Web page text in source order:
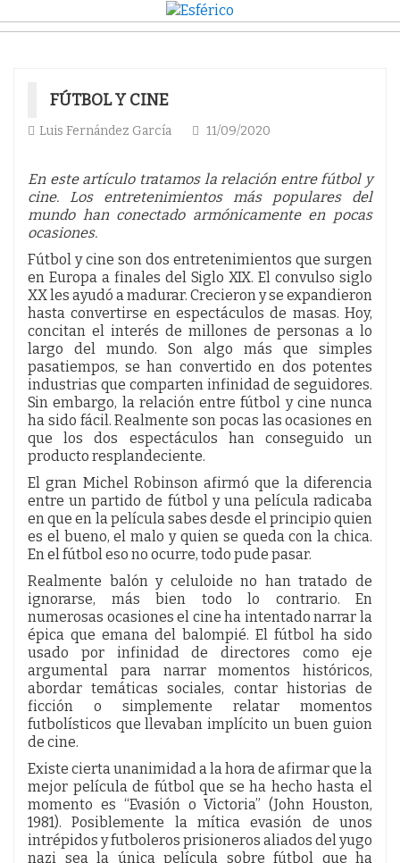
FÚTBOL Y CINE
Luis Fernández García 11/09/2020
En este artículo tratamos la relación entre fútbol y
cine. Los entretenimientos más populares del
mundo han conectado armónicamente en pocas
ocasiones.
Fútbol y cine son dos entretenimientos que surgen
en Europa a finales del Siglo XIX. El convulso siglo
XX les ayudó a madurar. Crecieron y se expandieron
hasta convertirse en espectáculos de masas. Hoy,
concitan el interés de millones de personas a lo
largo del mundo. Son algo más que simples
pasatiempos, se han convertido en dos potentes
industrias que comparten infinidad de seguidores.
Sin embargo, la relación entre fútbol y cine nunca
ha sido fácil. Realmente son pocas las ocasiones en
que los dos espectáculos han conseguido un
producto resplandeciente.
El gran Michel Robinson afirmó que la diferencia
entre un partido de fútbol y una película radicaba
en que en la película sabes desde el principio quien
es el bueno, el malo y quien se queda con la chica.
En el fútbol eso no ocurre, todo pude pasar.
Realmente balón y celuloide no han tratado de
ignorarse, más bien todo lo contrario. En
numerosas ocasiones el cine ha intentado narrar la
épica que emana del balompié. El fútbol ha sido
usado por infinidad de directores como eje
argumental para narrar momentos históricos,
abordar temáticas sociales, contar historias de
ficción o simplemente relatar momentos
futbolísticos que llevaban implícito un buen guion
de cine.
Existe cierta unanimidad a la hora de afirmar que la
mejor película de fútbol que se ha hecho hasta el
momento es “Evasión o Victoria” (John Houston,
1981). Posiblemente la mítica evasión de unos
intrépidos y futboleros prisioneros aliados del yugo
nazi sea la única película sobre fútbol que ha